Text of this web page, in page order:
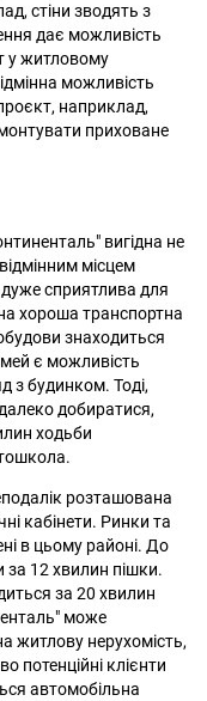
стіни зводять з
дає можливість
у житловому
можливість
наприклад,
приховане
вигідна не
місцем
сприятлива для
хороша транспортна
знаходиться
є можливість
з будинком. Тоді,
добиратися,
ходьби
розташована
кабінети. Ринки та
в цьому районі. До
12 хвилин пішки.
за 20 хвилин
може
житлову нерухомість,
потенційні клієнти
автомобільна